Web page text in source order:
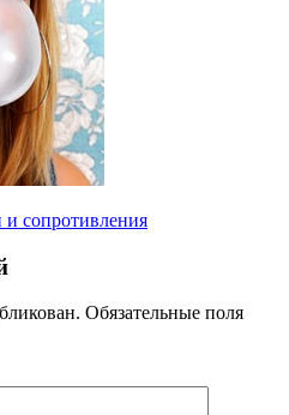
и сопротивления
Обязательные поля